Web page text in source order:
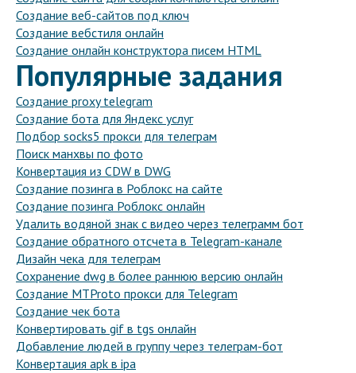
Создание веб-сайтов под ключ
Создание вебстиля онлайн
Создание онлайн конструктора писем HTML
Популярные задания
Создание proxy telegram
Создание бота для Яндекс услуг
Подбор socks5 прокси для телеграм
Поиск манхвы по фото
Конвертация из CDW в DWG
Создание позинга в Роблокс на сайте
Создание позинга Роблокс онлайн
Удалить водяной знак с видео через телеграмм бот
Создание обратного отсчета в Telegram-канале
Дизайн чека для телеграм
Сохранение dwg в более раннюю версию онлайн
Создание MTProto прокси для Telegram
Создание чек бота
Конвертировать gif в tgs онлайн
Добавление людей в группу через телеграм-бот
Конвертация apk в ipa